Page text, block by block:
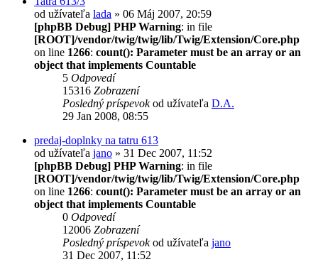
od užívateľa lada » 06 Máj 2007, 20:59
[phpBB Debug] PHP Warning: in file
[ROOT]/vendor/twig/twig/lib/Twig/Extension/Core.php
on line 1266: count(): Parameter must be an array or an
object that implements Countable
5 Odpovedí
15316 Zobrazení
Posledný príspevokod užívateľa D.A.
29 Jan 2008, 08:55
predaj-doplnky na tatru 613
od užívateľa jano » 31 Dec 2007, 11:52
[phpBB Debug] PHP Warning: in file
[ROOT]/vendor/twig/twig/lib/Twig/Extension/Core.php
on line 1266: count(): Parameter must be an array or an
object that implements Countable
0 Odpovedí
12006 Zobrazení
Posledný príspevokod užívateľa jano
31 Dec 2007, 11:52